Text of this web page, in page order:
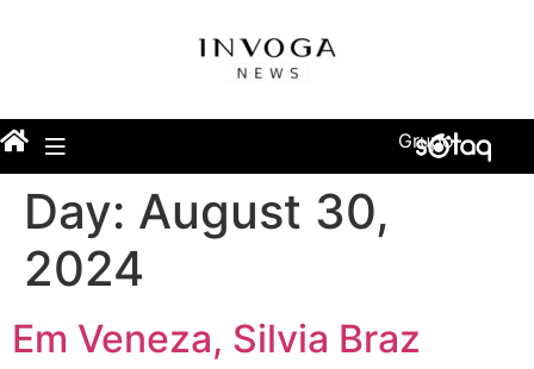
Grupo
Day: August 30,
2024
Em Veneza, Silvia Braz